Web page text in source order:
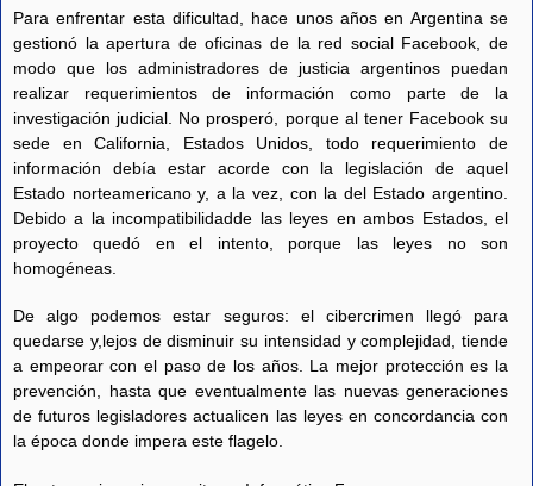
Para enfrentar esta dificultad, hace unos años en Argentina se
gestionó la apertura de oficinas de la red social Facebook, de
modo que los administradores de justicia argentinos puedan
realizar requerimientos de información como parte de la
investigación judicial. No prosperó, porque al tener Facebook su
sede en California, Estados Unidos, todo requerimiento de
información debía estar acorde con la legislación de aquel
Estado norteamericano y, a la vez, con la del Estado argentino.
Debido a la incompatibilidadde las leyes en ambos Estados, el
proyecto quedó en el intento, porque las leyes no son
homogéneas.
De algo podemos estar seguros: el cibercrimen llegó para
quedarse y,lejos de disminuir su intensidad y complejidad, tiende
a empeorar con el paso de los años. La mejor protección es la
prevención, hasta que eventualmente las nuevas generaciones
de futuros legisladores actualicen las leyes en concordancia con
la época donde impera este flagelo.